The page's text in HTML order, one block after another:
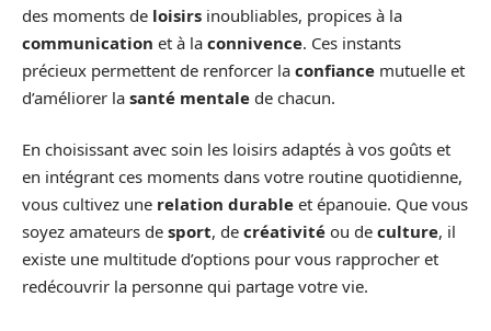
des moments de loisirs inoubliables, propices à la
communication et à la connivence. Ces instants
précieux permettent de renforcer la confiance mutuelle et
d’améliorer la santé mentale de chacun.
En choisissant avec soin les loisirs adaptés à vos goûts et
en intégrant ces moments dans votre routine quotidienne,
vous cultivez une relation durable et épanouie. Que vous
soyez amateurs de sport, de créativité ou de culture, il
existe une multitude d’options pour vous rapprocher et
redécouvrir la personne qui partage votre vie.